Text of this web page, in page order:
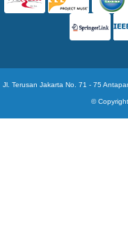
Jl. Terusan Jakarta No. 71 - 75
©